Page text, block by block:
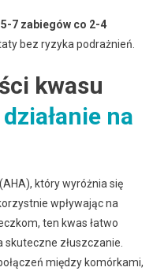
5-7 zabiegów co 2-4
bez ryzyka podrażnień.
kwasu
działanie na
który wyróżnia się
wpływając na
ten kwas łatwo
skuteczne złuszczanie.
między komórkami,